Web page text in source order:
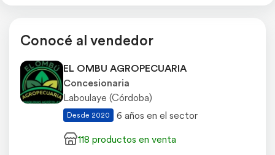
Conocé al vendedor
EL OMBU AGROPECUARIA
Concesionaria
Laboulaye (Córdoba)
Desde 2020
6 años en el sector
118 productos en venta